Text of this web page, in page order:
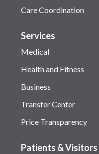
Care Coordination
Services
Medical
Health and Fitness
Business
Transfer Center
Price Transparency
Patients & Visitors